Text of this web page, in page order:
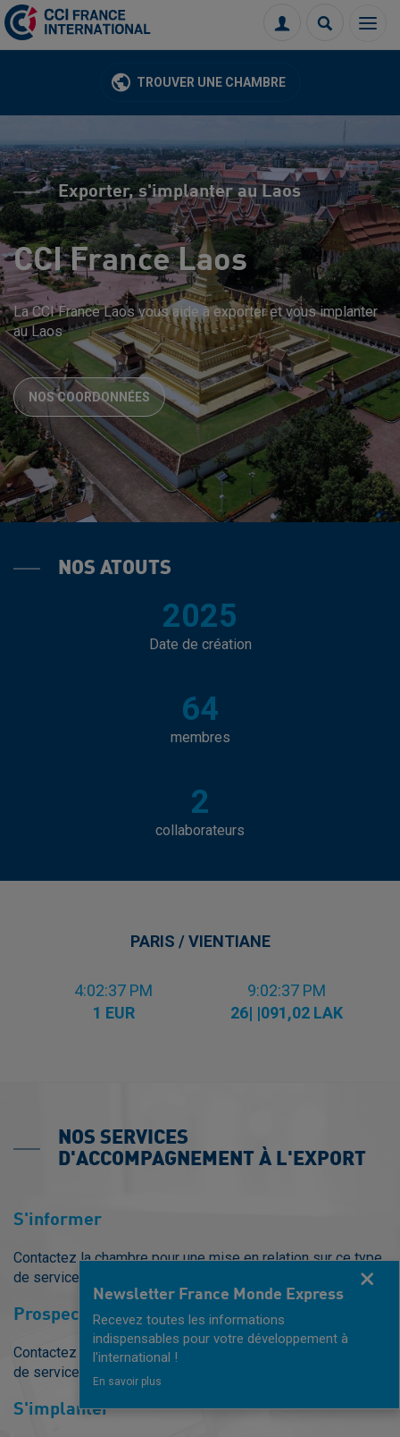
Menu
Connexion
TROUVER UNE CHAMBRE
Exporter, s'implanter au Laos
CCI France Laos
La CCI France Laos vous aide à exporter et vous implanter
au Laos
NOS COORDONNÉES
NOS ATOUTS
2025
Date de création
64
membres
2
collaborateurs
PARIS / VIENTIANE
4:02:38 PM
1 EUR
9:02:38 PM
26| |091,02 LAK
NOS SERVICES
D'ACCOMPAGNEMENT À L'EXPORT
S'informer
Contactez la chambre pour une mise en relation sur ce type
de service.
Prospecter
Contactez la chambre pour une mise en relation sur ce type
de service.
S'implanter
Newsletter France Monde Express
Recevez toutes les informations
indispensables pour votre développement à
l'international !
En savoir plus